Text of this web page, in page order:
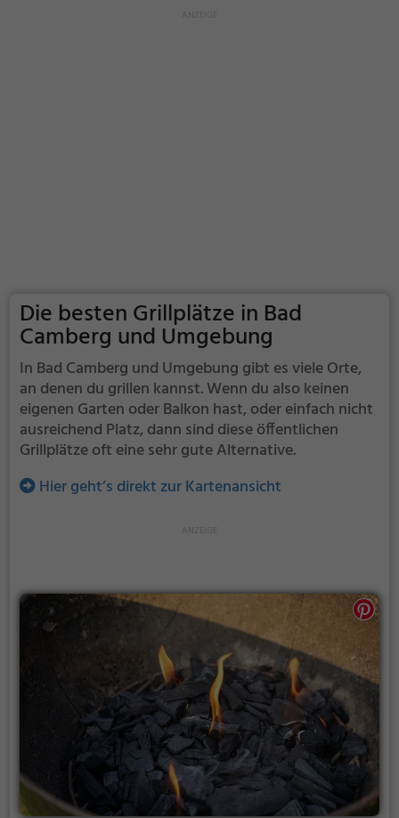
Die besten Grillplätze in Bad
Camberg und Umgebung
In Bad Camberg und Umgebung gibt es viele Orte,
an denen du grillen kannst. Wenn du also keinen
eigenen Garten oder Balkon hast, oder einfach nicht
ausreichend Platz, dann sind diese öffentlichen
Grillplätze oft eine sehr gute Alternative.
Hier geht’s direkt zur Kartenansicht